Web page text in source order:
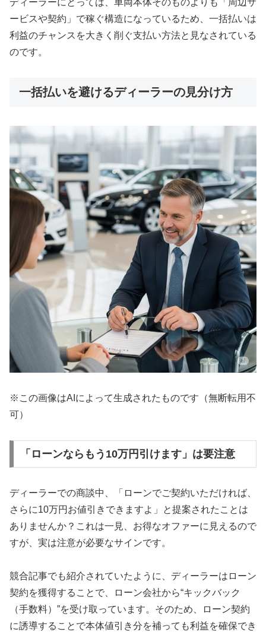
ディーラーにとっては、車両本体そのものよりも「周辺サ
ービスや契約」で稼ぐ構造になっているため、一括払いは
利益のチャンスを大きく削ぐ支払い方法と見なされている
のです。
一括払いを避けるディーラーの見分け方
※この画像はAIによって生成されたものです（無断転用不
可）
「ローンならもう10万円引けます」は要注意
ディーラーでの商談中、「ローンでご契約いただければ、
さらに10万円お値引きできますよ」と提案されたことは
ありませんか？これは一見、お得なオファーに見えるので
すが、実は注意が必要なサインです。
競合記事でも紹介されていたように、ディーラーはローン
契約を獲得することで、ローン会社から“キックバック
（手数料）”を受け取っています。そのため、ローン契約
に誘導することで本体値引き分を補っても利益を確保でき